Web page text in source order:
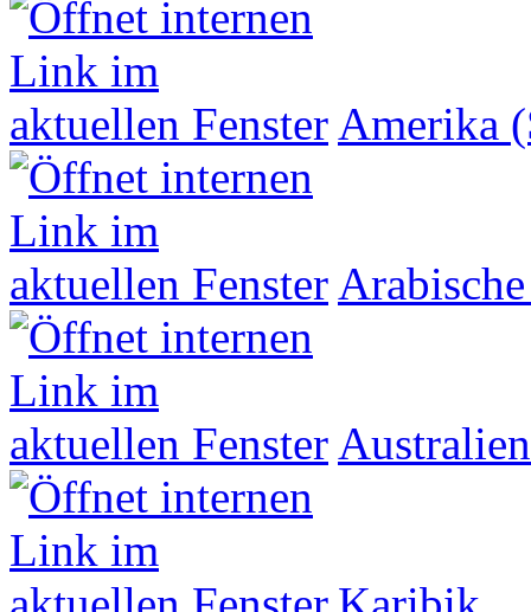
Amerika
Australien